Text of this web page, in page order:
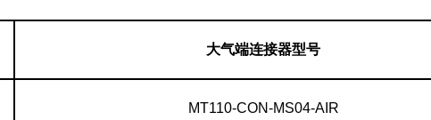
大气端连接器型号
MT110-CON-MS04-AIR